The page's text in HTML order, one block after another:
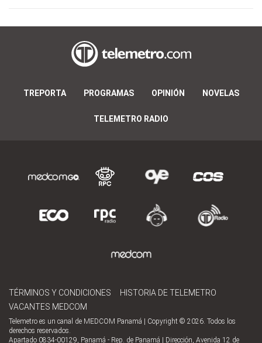
TREPORTA PROGRAMAS OPINIÓN NOVELAS
TELEMETRO RADIO
TÉRMINOS Y CONDICIONES
HISTORIA DE TELEMETRO
VACANTES MEDCOM
Telemetro es un canal de MEDCOM Panamá | Copyright © 2026. Todos los
derechos reservados.
Apartado 0834-00129, Panamá - Rep. de Panamá | Dirección, Avenida 12 de